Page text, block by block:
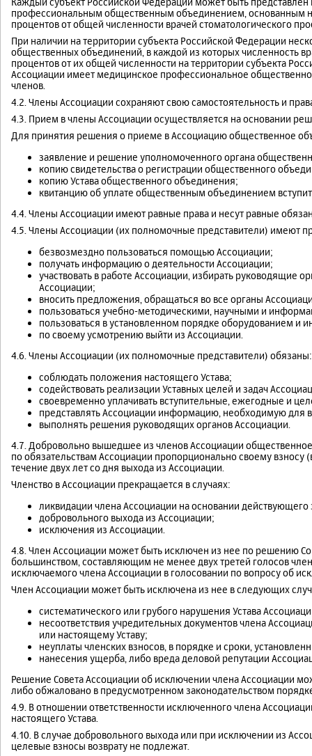
профессиональным общественным объединением, основанным
процентов от общей численности врачей стоматологического
При наличии на территории субъекта Российской Федерации
общественных объединений, в каждой из которых численность
процентов от их общей численности на территории субъекта
Ассоциации имеет медицинское профессиональное
членов.
4.2. Члены Ассоциации сохраняют свою самостоятельность и
4.3. Прием в члены Ассоциации осуществляется на основании
Для принятия решения о приеме в Ассоциацию общественное
заявление и решение уполномоченного органа
копию свидетельства о регистрации общественного
копию Устава общественного объединения;
квитанцию об уплате общественным объединением
4.4. Члены Ассоциации имеют равные права и несут равные
4.5. Члены Ассоциации (их полномочные представители) имеют
безвозмездно пользоваться помощью Ассоциации;
получать информацию о деятельности Ассоциации;
участвовать в работе Ассоциации, избирать руководящие
Ассоциации;
вносить предложения, обращаться во все органы
пользоваться учебно-методическими, научными и
пользоваться в установленном порядке оборудованием и
по своему усмотрению выйти из Ассоциации.
4.6. Члены Ассоциации (их полномочные представители) обязаны:
соблюдать положения настоящего Устава;
содействовать реализации Уставных целей и задач
своевременно уплачивать вступительные, ежегодные и
представлять Ассоциации информацию, необходимую для
выполнять решения руководящих органов Ассоциации.
4.7. Добровольно вышедшее из членов Ассоциации
по обязательствам Ассоциации пропорционально своему взносу
течение двух лет со дня выхода из Ассоциации.
Членство в Ассоциации прекращается в случаях:
ликвидации члена Ассоциации на основании действующего
добровольного выхода из Ассоциации;
исключения из Ассоциации.
4.8. Член Ассоциации может быть исключен из нее по решению
большинством, составляющим не менее двух третей голосов
исключаемого члена Ассоциации в голосовании по вопросу об
Член Ассоциации может быть исключена из нее в следующих
систематического или грубого нарушения Устава
несоответствия учредительных документов члена
или настоящему Уставу;
неуплаты членских взносов, в порядке и сроки,
нанесения ущерба, либо вреда деловой репутации
Решение Совета Ассоциации об исключении члена Ассоциации
либо обжаловано в предусмотренном законодательством
4.9. В отношении ответственности исключенного члена
настоящего Устава.
4.10. В случае добровольного выхода или при исключении из
целевые взносы возврату не подлежат.